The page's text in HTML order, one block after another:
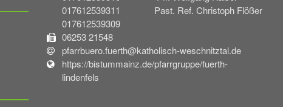
017612539311 Past. Ref. Christoph Flößer
017612539309
06253 21548
pfarrbuero.fuerth@katholisch-weschnitztal.de
https://bistummainz.de/pfarrgruppe/fuerth-
lindenfels